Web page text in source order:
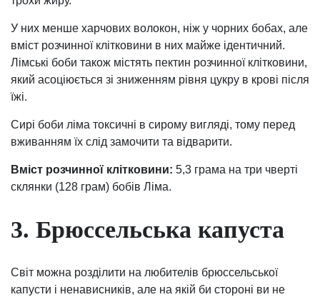
У них менше харчових волокон, ніж у чорних бобах, але
вміст розчинної клітковини в них майже ідентичний.
Лімські боби також містять пектин розчинної клітковини,
який асоціюється зі зниженням рівня цукру в крові після
їжі.
Сирі боби ліма токсичні в сирому вигляді, тому перед
вживанням їх слід замочити та відварити.
Вміст розчинної клітковини: 5,3 грама на три чверті
склянки (128 грам) бобів Ліма.
3. Брюссельська капуста
Світ можна розділити на любителів брюссельської
капусти і ненависників, але на якій би стороні ви не